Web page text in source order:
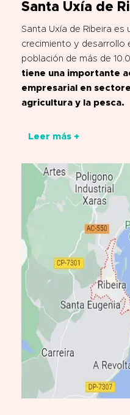
Santa Uxía de
Santa Uxía de Ribeira es
crecimiento y desarrollo
población de más de
tiene una importante
empresarial en
agricultura y la pesca.
Leer más +